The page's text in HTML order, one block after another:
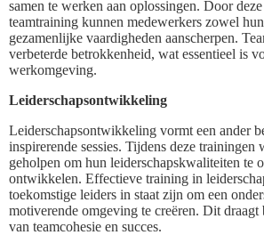
samen te werken aan oplossingen. Door
teamtraining kunnen medewerkers zowel
gezamenlijke vaardigheden aanscherpen.
verbeterde betrokkenheid, wat essentieel is
werkomgeving.
Leiderschapsontwikkeling
Leiderschapsontwikkeling vormt een ander
inspirerende sessies. Tijdens deze trainingen
geholpen om hun leiderschapskwaliteiten te
ontwikkelen. Effectieve training in
toekomstige leiders in staat zijn om een
motiverende omgeving te creëren. Dit draagt
van teamcohesie en succes.